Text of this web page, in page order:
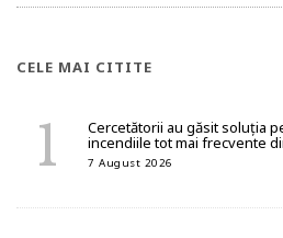
CELE MAI CITITE
Cercetătorii au găsit soluția
incendiile tot mai frecvente
7 August 2026